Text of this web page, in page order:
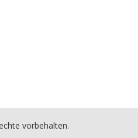
vorbehalten.